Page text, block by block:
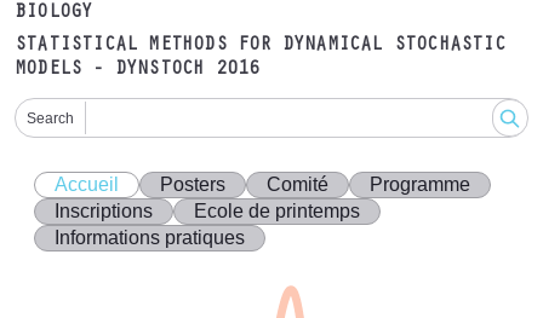
BIOLOGY
STATISTICAL METHODS FOR DYNAMICAL STOCHASTIC
MODELS - DYNSTOCH 2016
Search
Accueil Posters Comité
Programme
Inscriptions
Ecole de printemps
Informations pratiques